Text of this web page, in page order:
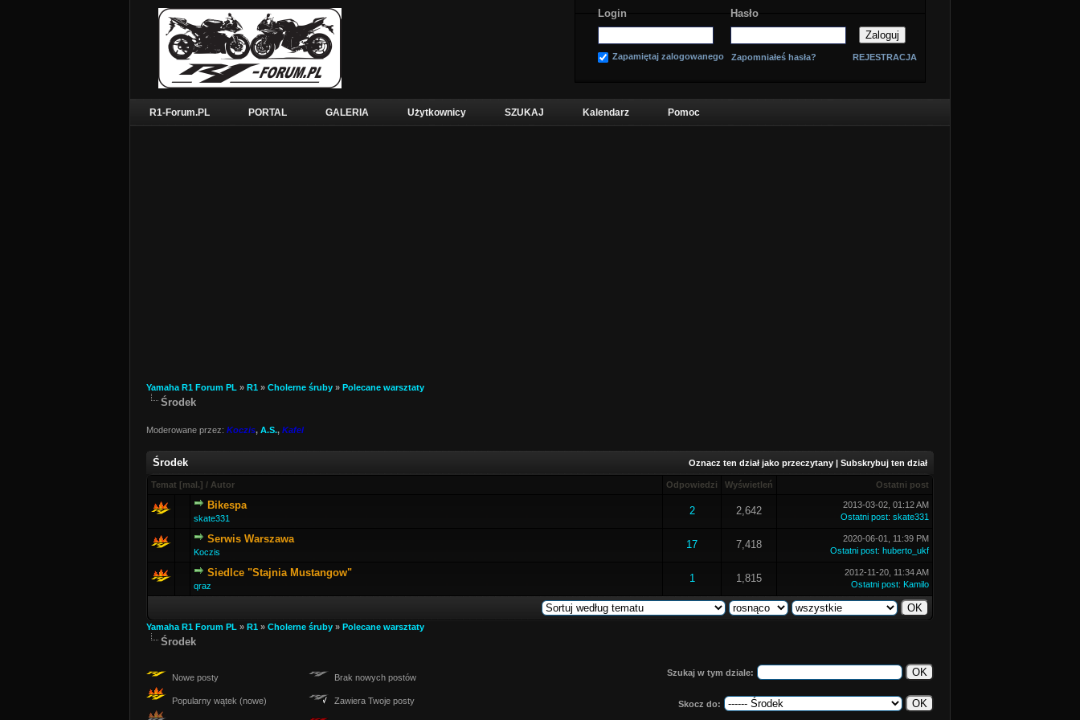
Login Hasło
Zapamiętaj zalogowanego Zapomniałeś hasła? REJESTRACJA
R1-Forum.PL PORTAL GALERIA Użytkownicy SZUKAJ Kalendarz Pomoc
Yamaha R1 Forum PL » R1 » Cholerne śruby » Polecane warsztaty
Środek
Moderowane przez: Koczis, A.S., Kafel
Oznacz ten dział jako przeczytany | Subskrybuj ten dział
Środek
Temat [mal.] / Autor Odpowiedzi Wyświetleń Ostatni post
Bikespa
skate331
2 2,642
2013-03-02, 01:12 AM
Ostatni post: skate331
Serwis Warszawa
Koczis
17 7,418
2020-06-01, 11:39 PM
Ostatni post: huberto_ukf
Siedlce "Stajnia Mustangow"
qraz
1 1,815
2012-11-20, 11:34 AM
Ostatni post: Kamilo
Yamaha R1 Forum PL » R1 » Cholerne śruby » Polecane warsztaty
Środek
Nowe posty
Popularny wątek (nowe)
Brak nowych postów
Zawiera Twoje posty
Szukaj w tym dziale:
Skocz do: